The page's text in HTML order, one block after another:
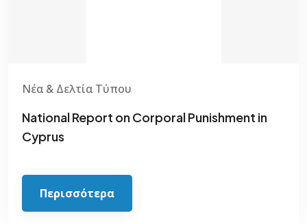
Νέα & Δελτία Τύπου
National Report on Corporal Punishment in
Cyprus
Περισσότερα